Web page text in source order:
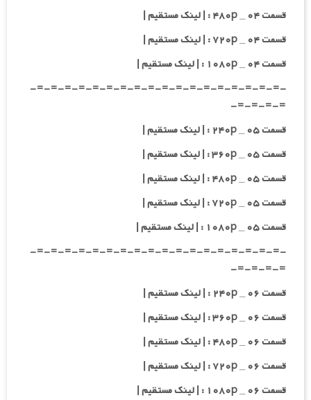
قسمت ۰۴ _ ۴۸۰p : | لینک مستقیم |
قسمت ۰۴ _ ۷۲۰p : | لینک مستقیم |
قسمت ۰۴ _ ۱۰۸۰p : | لینک مستقیم |
-=-=-=-=-=-=-=-=-=-=-=-=-=-=-=-=-=-=-
=-=-=-=-
قسمت ۰۵ _ ۲۴۰p : | لینک مستقیم |
قسمت ۰۵ _ ۳۶۰p : | لینک مستقیم |
قسمت ۰۵ _ ۴۸۰p : | لینک مستقیم |
قسمت ۰۵ _ ۷۲۰p : | لینک مستقیم |
قسمت ۰۵ _ ۱۰۸۰p : | لینک مستقیم |
-=-=-=-=-=-=-=-=-=-=-=-=-=-=-=-=-=-=-
=-=-=-=-
قسمت ۰۶ _ ۲۴۰p : | لینک مستقیم |
قسمت ۰۶ _ ۳۶۰p : | لینک مستقیم |
قسمت ۰۶ _ ۴۸۰p : | لینک مستقیم |
قسمت ۰۶ _ ۷۲۰p : | لینک مستقیم |
قسمت ۰۶ _ ۱۰۸۰p : | لینک مستقیم |